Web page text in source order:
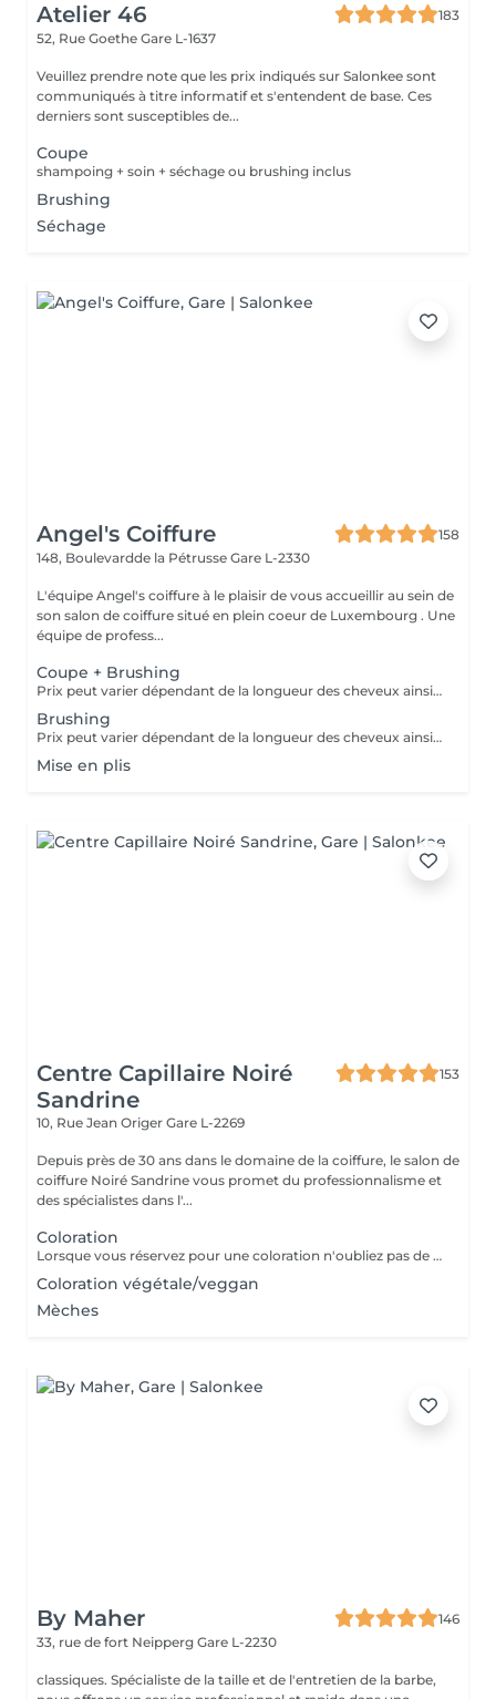
Atelier 46
183
52, Rue Goethe Gare L-1637
Veuillez prendre note que les prix indiqués sur Salonkee sont
communiqués à titre informatif et s'entendent de base. Ces
derniers sont susceptibles de...
Coupe
shampoing + soin + séchage ou brushing inclus
Brushing
Séchage
Angel's Coiffure
158
148, Boulevardde la Pétrusse Gare L-2330
L'équipe Angel's coiffure à le plaisir de vous accueillir au sein de
son salon de coiffure situé en plein coeur de Luxembourg . Une
équipe de profess...
Coupe + Brushing
Prix peut varier dépendant de la longueur des cheveux ainsi que les produits utilisés.
Brushing
Prix peut varier dépendant de la longueur des cheveux ainsi que les produits utilisés.
Mise en plis
Centre Capillaire Noiré
Sandrine
153
10, Rue Jean Origer Gare L-2269
Depuis près de 30 ans dans le domaine de la coiffure, le salon de
coiffure Noiré Sandrine vous promet du professionnalisme et
des spécialistes dans l'...
Coloration
Lorsque vous réservez pour une coloration n'oubliez pas de réserver également pour un séchage ou un brushing. Le temps de pause est automatiquement compté par le logiciel.
Coloration végétale/veggan
Mèches
By Maher
146
33, rue de fort Neipperg Gare L-2230
classiques. Spécialiste de la taille et de l'entretien de la barbe,